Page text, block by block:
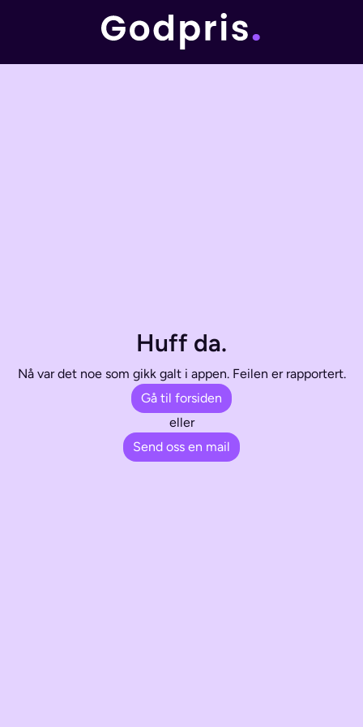
Huff da.
Nå var det noe som gikk galt i appen. Feilen er rapportert.
Gå til forsiden
eller
Send oss en mail